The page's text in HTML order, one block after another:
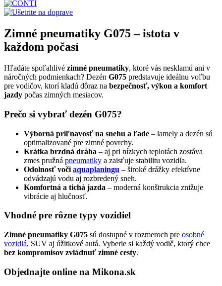
Zimné pneumatiky G075 – istota v
každom počasí
Hľadáte spoľahlivé zimné pneumatiky, ktoré vás nesklamú ani v
náročných podmienkach? Dezén G075 predstavuje ideálnu voľbu
pre vodičov, ktorí kladú dôraz na bezpečnosť, výkon a komfort
jazdy počas zimných mesiacov.
Prečo si vybrať dezén G075?
Výborná priľnavosť na snehu a ľade – lamely a dezén sú
optimalizované pre zimné povrchy.
Krátka brzdná dráha – aj pri nízkych teplotách zostáva
zmes pružná pneumatiky a zaisťuje stabilitu vozidla.
Odolnosť voči aquaplaningu – široké drážky efektívne
odvádzajú vodu aj rozbredený sneh.
Komfortná a tichá jazda – moderná konštrukcia znižuje
vibrácie aj hlučnosť.
Vhodné pre rôzne typy vozidiel
Zimné pneumatiky G075 sú dostupné v rozmeroch pre osobné
vozidlá, SUV aj úžitkové autá. Vyberie si každý vodič, ktorý chce
bez kompromisov zvládnuť zimné cesty.
Objednajte online na Mikona.sk